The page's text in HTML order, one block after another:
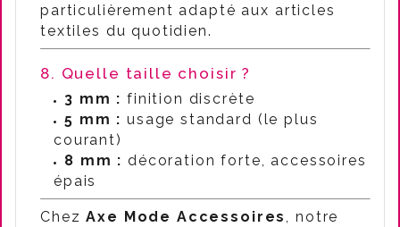
particulièrement adapté aux articles
textiles du quotidien.
8. Quelle taille choisir ?
3 mm : finition discrète
5 mm : usage standard (le plus
courant)
8 mm : décoration forte, accessoires
épais
ChezAxe Mode Accessoires
, notre